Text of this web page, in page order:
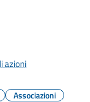
azioni
Associazioni